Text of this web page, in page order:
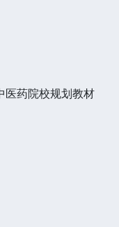
医药院校规划教材